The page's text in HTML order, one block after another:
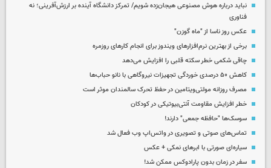
نباید درباره هوش مصنوعی هیجان‌زده شویم/ تمرکز دانشگاه آینده بر ارزش‌آفرینی؛ نه
فناوری
عکس روز ناسا از "ماه گوزن"
برخی از بهترین نرم‌افزارهای ویندوز برای انجام کارهای روزمره
چاقی شکمی خطر سکته قلبی را افزایش می‌دهد
کاهش ۵۰ درصدی خوردگی تجهیزات نیروگاهی با نانو حباب‌ها
مصرف روزانه مولتی‌ویتامین در حفظ تحرک سالمندان موثر است
خطر افزایش مقاومت آنتی‌بیوتیکی در کودکان
سوسک‌ها "حافظه جمعی" دارند!
تماس‌های صوتی و تصویری در واتس‌اپ وب فعال شد
سیاره‌ای صورتی با ابرهای نمکی + عکس
سفر در زمان بدون پارادوکس ممکن شد!